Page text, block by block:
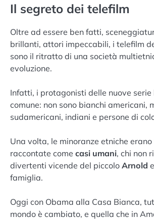
Il segreto dei telefilm
Oltre ad essere ben fatti,
brillanti, attori impeccabili, i telefilm
sono il ritratto di una società
evoluzione.
Infatti, i protagonisti delle nuove
comune: non sono bianchi americani,
sudamericani, indiani e persone di
Una volta, le minoranze etniche erano
raccontate come casi umani, chi non
divertenti vicende del piccolo Arnold
famiglia.
Oggi con Obama alla Casa Bianca,
mondo è cambiato, e quella che in